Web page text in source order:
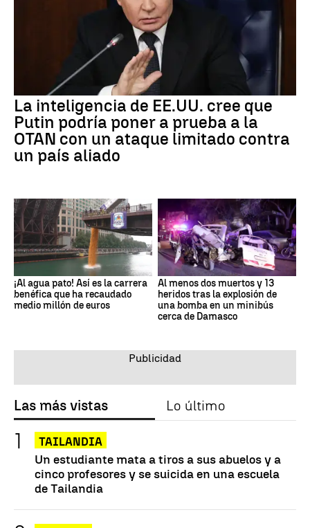
La inteligencia de EE.UU. cree que
Putin podría poner a prueba a la
OTAN con un ataque limitado contra
un país aliado
¡Al agua pato! Así es la carrera
benéfica que ha recaudado
medio millón de euros
Al menos dos muertos y 13
heridos tras la explosión de
una bomba en un minibús
cerca de Damasco
Las más vistas Lo último
TAILANDIA
Un estudiante mata a tiros a sus abuelos y a
cinco profesores y se suicida en una escuela
de Tailandia